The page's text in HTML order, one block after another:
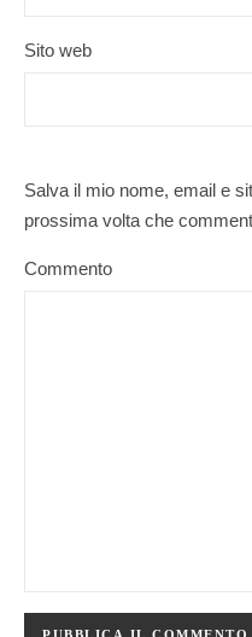
Sito web
Salva il mio nome, email e
prossima volta che
Commento